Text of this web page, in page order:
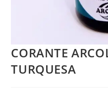
CORANTE
TURQUESA